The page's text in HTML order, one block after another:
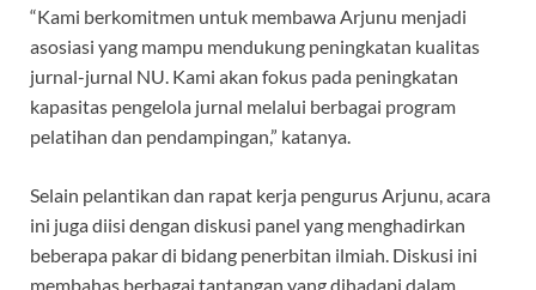
“Kami berkomitmen untuk membawa Arjunu menjadi
asosiasi yang mampu mendukung peningkatan kualitas
jurnal-jurnal NU. Kami akan fokus pada peningkatan
kapasitas pengelola jurnal melalui berbagai program
pelatihan dan pendampingan,” katanya.
Selain pelantikan dan rapat kerja pengurus Arjunu, acara
ini juga diisi dengan diskusi panel yang menghadirkan
beberapa pakar di bidang penerbitan ilmiah. Diskusi ini
membahas berbagai tantangan yang dihadapi dalam